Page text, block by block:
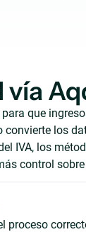
vía
que
los
IVA, los
control
proceso